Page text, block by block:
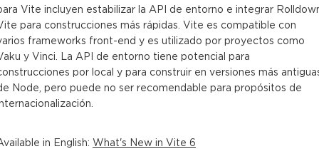
Vite incluyen estabilizar la API de entorno e integrar
para construcciones más rápidas. Vite es compatible con
frameworks front-end y es utilizado por proyectos como
y Vinci. La API de entorno tiene potencial para
por local y para construir en versiones más
Node, pero puede no ser recomendable para propósitos de
in English: What's New in Vite 6